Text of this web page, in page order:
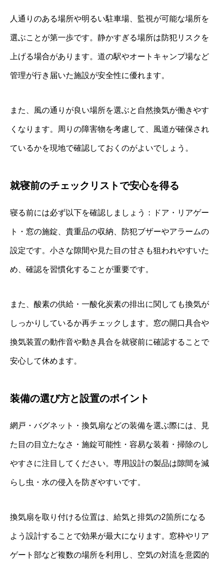
人通りのある場所や明るい駐車場、監視が可能な場所を
選ぶことが第一歩です。静かすぎる場所は防犯リスクを
上げる場合があります。道の駅やオートキャンプ場など
管理が行き届いた施設が安全性に優れます。
また、風の通りが良い場所を選ぶと自然換気が働きやす
くなります。周りの障害物を考慮して、風道が確保され
ているかを現地で確認しておくのがよいでしょう。
就寝前のチェックリストで安心を得る
寝る前には必ず以下を確認しましょう：ドア・リアゲー
ト・窓の施錠、貴重品の収納、防犯ブザーやアラームの
設定です。小さな隙間や見た目の甘さも狙われやすいた
め、確認を習慣化することが重要です。
また、酸素の供給・一酸化炭素の排出に関しても換気が
しっかりしているか再チェックします。窓の開口具合や
換気装置の動作音や動き具合を就寝前に確認することで
安心して休めます。
装備の選び方と設置のポイント
網戸・バグネット・換気扇などの装備を選ぶ際には、見
た目の目立たなさ・施錠可能性・容易な装着・掃除のし
やすさに注目してください。専用設計の製品は隙間を減
らし虫・水の侵入を防ぎやすいです。
換気扇を取り付ける位置は、給気と排気の2箇所になる
よう設計することで効果が最大になります。窓枠やリア
ゲート部など複数の場所を利用し、空気の対流を意図的